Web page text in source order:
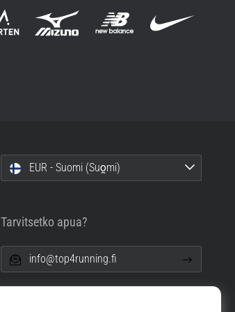
EUR - Suomi (Suo̯mi)
Tarvitsetko apua?
info@top4running.fi